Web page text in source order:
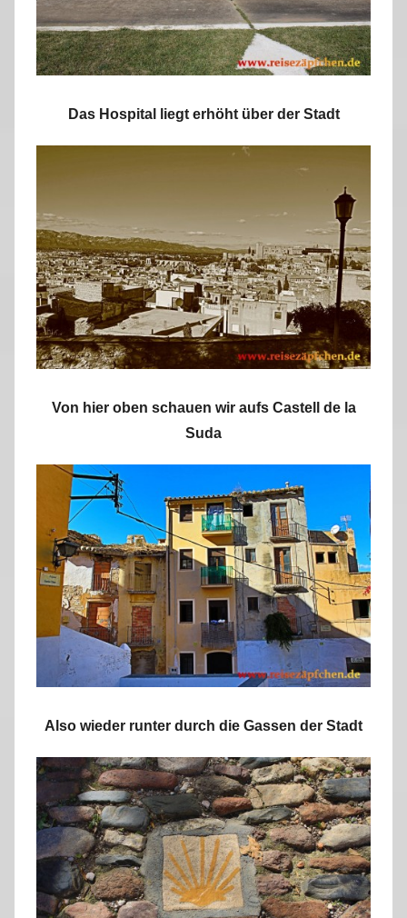
Das Hospital liegt erhöht über der Stadt
Von hier oben schauen wir aufs Castell de la
Suda
Also wieder runter durch die Gassen der Stadt